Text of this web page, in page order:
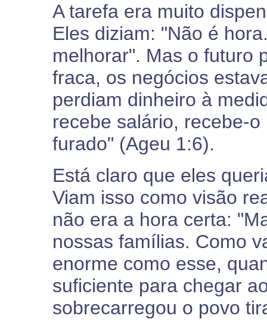
A tarefa era muito
Eles diziam: "Não é
melhorar". Mas o futuro
fraca, os negócios
perdiam dinheiro à
recebe salário, recebe-
furado" (Ageu 1:6).
Está claro que eles
Viam isso como visão
não era a hora certa:
nossas famílias. Como
enorme como esse,
suficiente para chegar
sobrecarregou o povo